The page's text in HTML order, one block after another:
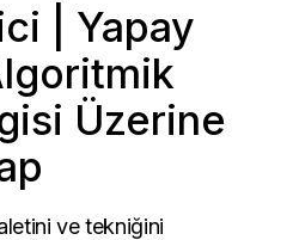
| Yapay
Üzerine
ve tekniğini